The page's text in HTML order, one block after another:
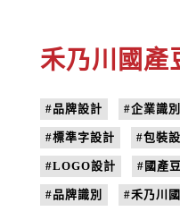
禾乃川國產
#品牌設計 #企業識
#標準字設計 #包裝
#LOGO設計 #國產豆
#品牌識別 #禾乃川